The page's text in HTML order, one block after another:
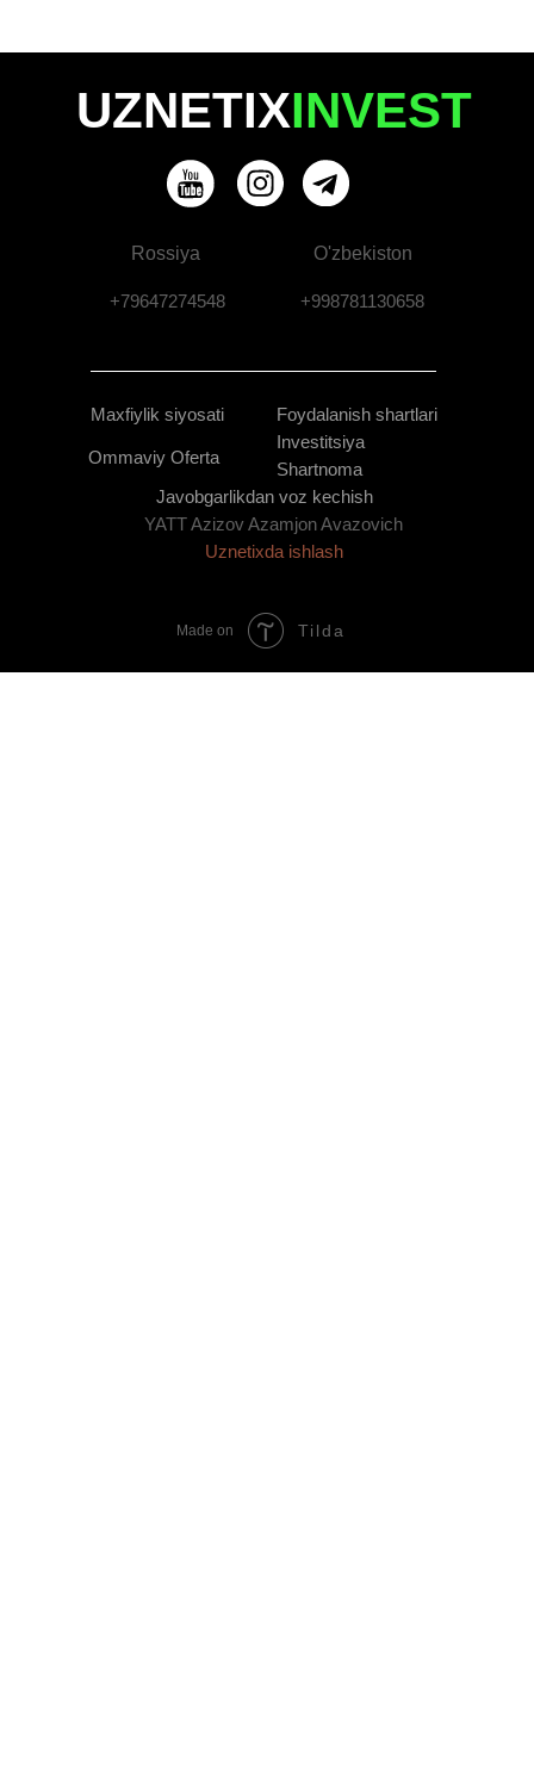
Maxfiylik siyosati
Ommaviy Oferta
Foydalanish shartlari
Shartnoma
YATT Azizov Azamjon Avazovich
Uznetixda ishlash
Rossiya
+79647274548
O'zbekiston
+998781130658
UZNETIXINVEST
Javobgarlikdan voz kechish
Investitsiya
Made on Tilda